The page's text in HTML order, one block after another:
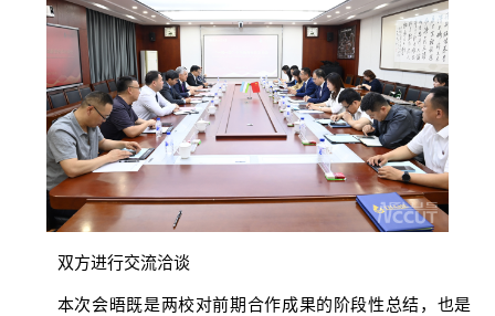
双方进行交流洽谈
本次会晤既是两校对前期合作成果的阶段性总结，也是